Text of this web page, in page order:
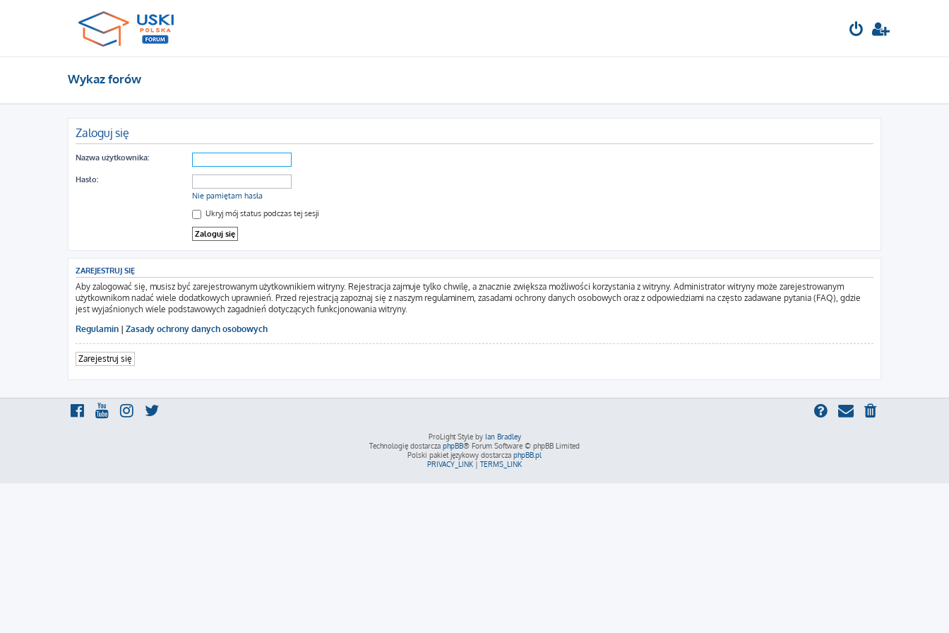
Wykaz forów
Zaloguj się
Nazwa użytkownika:
Hasło:
Nie pamiętam hasła
Ukryj mój status podczas tej sesji
ZAREJESTRUJ SIĘ
Aby zalogować się, musisz być zarejestrowanym użytkownikiem witryny. Rejestracja zajmuje tylko chwilę, a znacznie zwiększa możliwości korzystania z witryny. Administrator witryny może zarejestrowanym
użytkownikom nadać wiele dodatkowych uprawnień. Przed rejestracją zapoznaj się z naszym regulaminem, zasadami ochrony danych osobowych oraz z odpowiedziami na często zadawane pytania (FAQ), gdzie
jest wyjaśnionych wiele podstawowych zagadnień dotyczących funkcjonowania witryny.
Regulamin | Zasady ochrony danych osobowych
Zarejestruj się
ProLight Style by Ian Bradley
Technologię dostarcza phpBB® Forum Software © phpBB Limited
Polski pakiet językowy dostarcza phpBB.pl
PRIVACY_LINK | TERMS_LINK